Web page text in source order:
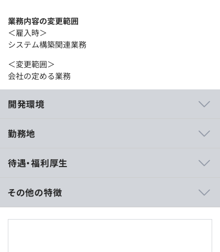
業務内容の変更範囲
＜雇入時＞
システム構築関連業務
＜変更範囲＞
会社の定める業務
開発環境
1.チームで参画できるため上位エンジニアと一緒に案件に
ポジションです。
また研修制度も充実しており案件に参画中であったとして
も最長数か月案件から離れ、しっかりと研修を受け自身の
市場価値を高めることが出来ます。
勤務地
待遇・福利厚生
想定年収：400万円～600万円
給与形態：月給制
その他の特徴